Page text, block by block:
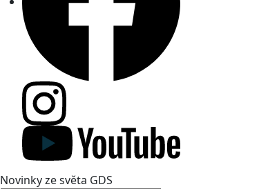
Novinky ze světa GDS